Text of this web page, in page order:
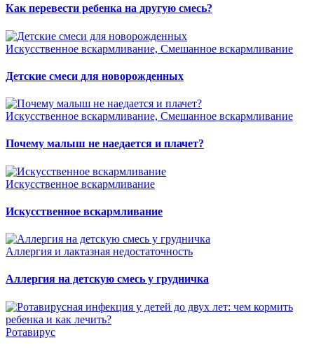
Как перевести ребенка на другую смесь?
Искусственное вскармливание, Смешанное вскармливание
Детские смеси для новорожденных
Искусственное вскармливание, Смешанное вскармливание
Почему малыш не наедается и плачет?
Искусственное вскармливание
Искусственное вскармливание
Аллергия и лактазная недостаточность
Аллергия на детскую смесь у грудничка
Ротавирус